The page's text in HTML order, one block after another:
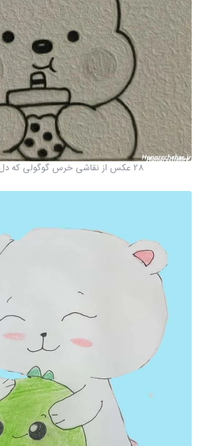
28 عکس از نقاشی خرس گوگولی که دل شما را میبرد